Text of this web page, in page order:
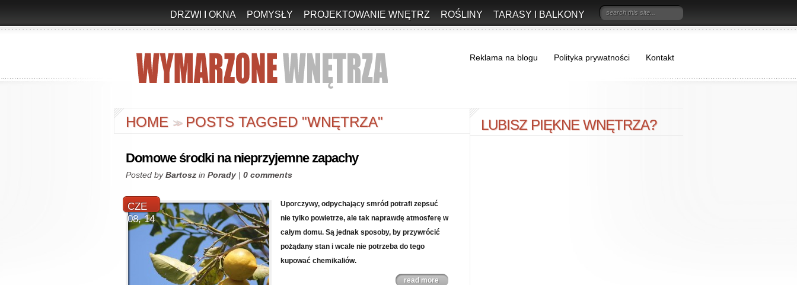
DRZWI I OKNA POMYSŁY PROJEKTOWANIE WNĘTRZ ROŚLINY TARASY I BALKONY
Reklama na blogu Polityka prywatności Kontakt
HOME >>POSTS TAGGED "WNĘTRZA"
Domowe środki na nieprzyjemne zapachy
Posted byBartosz in Porady | 0 comments
CZE
08, 14
Uporczywy, odpychający smród potrafi zepsuć
nie tylko powietrze, ale tak naprawdę atmosferę w
całym domu. Są jednak sposoby, by przywrócić
pożądany stan i wcale nie potrzeba do tego
kupować chemikaliów.
read more
LUBISZ PIĘKNE WNĘTRZA?